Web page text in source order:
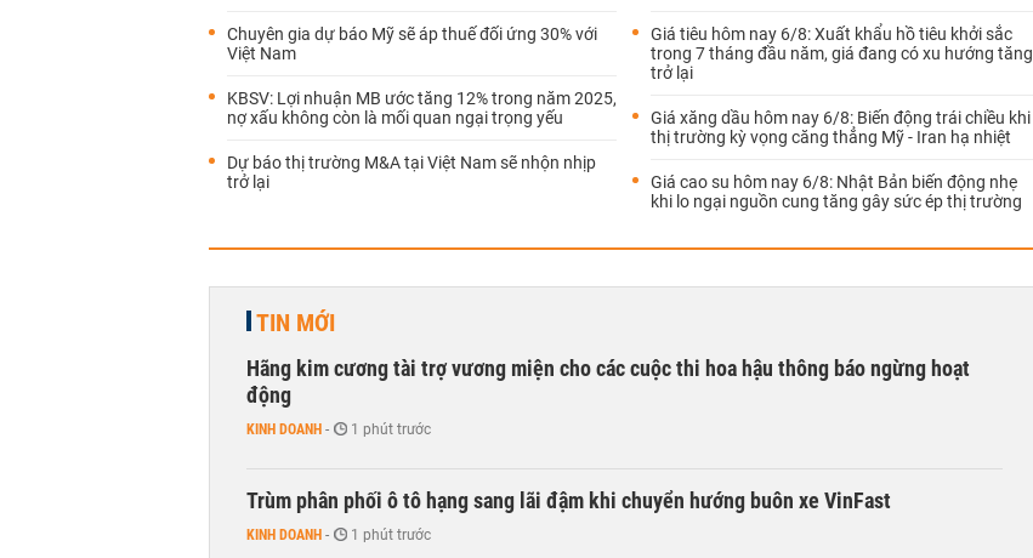
Chuyên gia dự báo Mỹ sẽ áp thuế đối ứng 30% với
Việt Nam
KBSV: Lợi nhuận MB ước tăng 12% trong năm 2025,
nợ xấu không còn là mối quan ngại trọng yếu
Dự báo thị trường M&A tại Việt Nam sẽ nhộn nhịp
trở lại
Giá tiêu hôm nay 6/8: Xuất khẩu hồ tiêu khởi sắc
trong 7 tháng đầu năm, giá đang có xu hướng tăng
trở lại
Giá xăng dầu hôm nay 6/8: Biến động trái chiều khi
thị trường kỳ vọng căng thẳng Mỹ - Iran hạ nhiệt
Giá cao su hôm nay 6/8: Nhật Bản biến động nhẹ
khi lo ngại nguồn cung tăng gây sức ép thị trường
TIN MỚI
Hãng kim cương tài trợ vương miện cho các cuộc thi hoa hậu thông báo ngừng hoạt
động
KINH DOANH - 1 phút trước
Trùm phân phối ô tô hạng sang lãi đậm khi chuyển hướng buôn xe VinFast
KINH DOANH - 1 phút trước